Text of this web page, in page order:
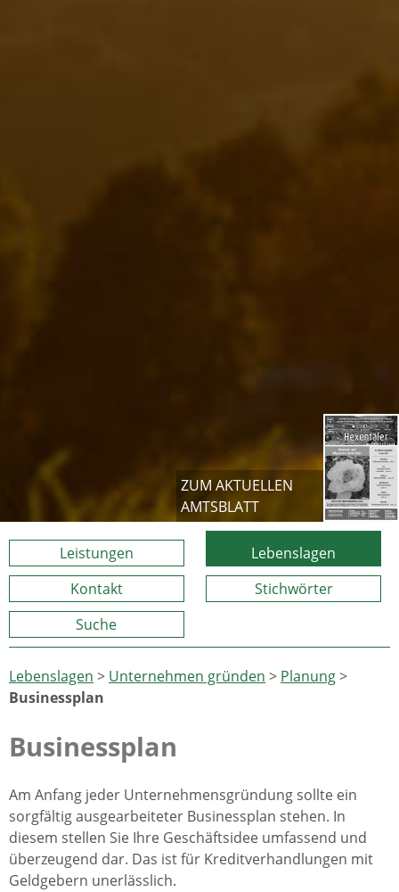
ZUM AKTUELLEN
AMTSBLATT
Leistungen
Lebenslagen
Kontakt
Stichwörter
Suche
Lebenslagen > Unternehmen gründen > Planung>
Businessplan
Businessplan
Am Anfang jeder Unternehmensgründung sollte ein
sorgfältig ausgearbeiteter Businessplan stehen. In
diesem stellen Sie Ihre Geschäftsidee umfassend und
überzeugend dar. Das ist für Kreditverhandlungen mit
Geldgebern unerlässlich.